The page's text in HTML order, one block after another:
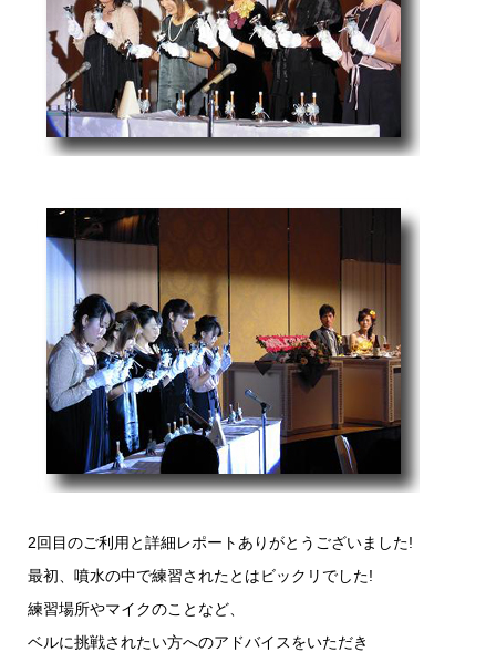
2回目のご利用と詳細レポートありがとうございました!
最初、噴水の中で練習されたとはビックリでした!
練習場所やマイクのことなど、
ベルに挑戦されたい方へのアドバイスをいただき